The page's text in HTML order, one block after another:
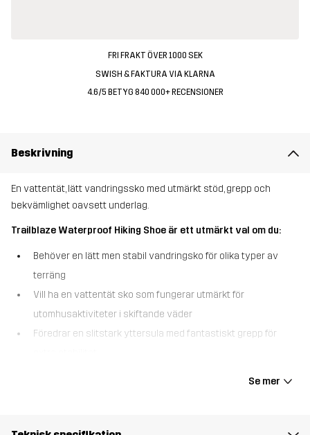
FRI FRAKT ÖVER 1000 SEK
SWISH & FAKTURA VIA KLARNA
4.6/5 BETYG 840 000+ RECENSIONER
Beskrivning
En vattentät, lätt vandringssko med utmärkt stöd, grepp och
bekvämlighet oavsett underlag.
Trailblaze Waterproof Hiking Shoe är ett utmärkt val om du:
Behöver en lätt men stabil vandringsko för olika typer av
terräng
Vill ha en vattentät sko som fungerar utmärkt för
utomhusaktiviteter i skiftande väder
Föredrar en slitstark yttersula med fantastiskt grepp för
Trailblaze Waterproof Hiking Shoe är framtagen för att utforska i,
varma även i blöta förhållanden, så att du kan ta dig an växlande
Se mer